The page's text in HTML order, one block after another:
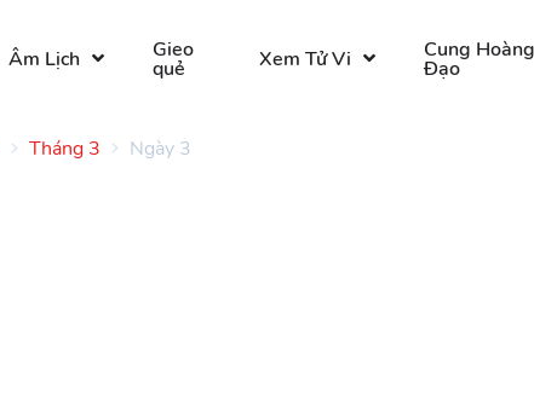
Âm Lịch Gieo
quẻ Xem Tử Vi Cung Hoàng
Đạo
Tháng 3 Ngày 3